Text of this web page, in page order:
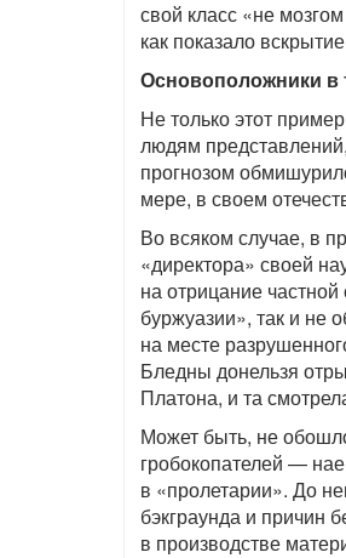
свой класс «не
как показало
Основоположники в
Не только этот
людям
прогнозом
мере, в своем
Во всяком случае, в
«директора» своей
на отрицание
буржуазии», так и не
на месте
Бледны донельзя
Платона, и та
Может быть, не
гробокопателей —
в «пролетарии». До
бэкграунда и причин
в производстве